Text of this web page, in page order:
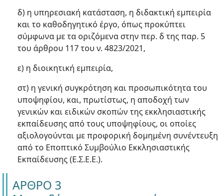
δ) η υπηρεσιακή κατάσταση, η διδακτική εμπειρία
και το καθοδηγητικό έργο, όπως προκύπτει
σύμφωνα με τα οριζόμενα στην περ. δ της παρ. 5
του άρθρου 117 του ν. 4823/2021,
ε) η διοικητική εμπειρία,
στ) η γενική συγκρότηση και προσωπικότητα του
υποψηφίου, και, πρωτίστως, η αποδοχή των
γενικών και ειδικών σκοπών της εκκλησιαστικής
εκπαίδευσης από τους υποψηφίους, οι οποίες
αξιολογούνται με προφορική δομημένη συνέντευξη
από το Εποπτικό Συμβούλιο Εκκλησιαστικής
Εκπαίδευσης (Ε.Σ.Ε.Ε.).
ΑΡΘΡΟ 3